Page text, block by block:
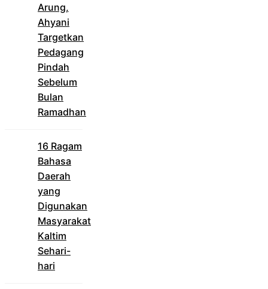
Arung,
Ahyani
Targetkan
Pedagang
Pindah
Sebelum
Bulan
Ramadhan
16 Ragam
Bahasa
Daerah
yang
Digunakan
Masyarakat
Kaltim
Sehari-
hari